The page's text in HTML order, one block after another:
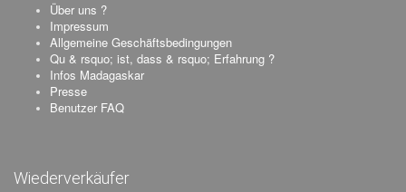
Über uns ?
Impressum
Allgemeine Geschäftsbedingungen
Qu & rsquo; ist, dass & rsquo; Erfahrung ?
Infos Madagaskar
Presse
Benutzer FAQ
Wiederverkäufer